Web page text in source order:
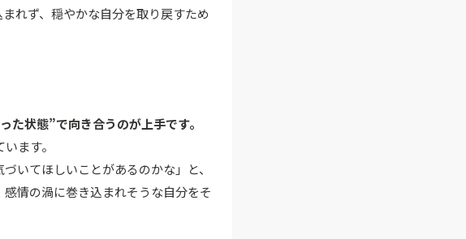
れず、穏やかな自分を取り戻すため
状態”で向き合うのが上手です。
ます。
いてほしいことがあるのかな」と、
情の渦に巻き込まれそうな自分をそ